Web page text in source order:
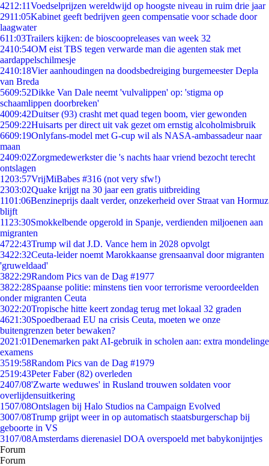
4212:11Voedselprijzen wereldwijd op hoogste niveau in ruim drie jaar
2911:05Kabinet geeft bedrijven geen compensatie voor schade door
laagwater
611:03Trailers kijken: de bioscoopreleases van week 32
2410:54OM eist TBS tegen verwarde man die agenten stak met
aardappelschilmesje
2410:18Vier aanhoudingen na doodsbedreiging burgemeester Depla
van Breda
5609:52Dikke Van Dale neemt 'vulvalippen' op: 'stigma op
schaamlippen doorbreken'
4009:42Duitser (93) crasht met quad tegen boom, vier gewonden
2509:22Huisarts per direct uit vak gezet om ernstig alcoholmisbruik
6609:19Onlyfans-model met G-cup wil als NASA-ambassadeur naar
maan
2409:02Zorgmedewerkster die 's nachts haar vriend bezocht terecht
ontslagen
1203:57VrijMiBabes #316 (not very sfw!)
2303:02Quake krijgt na 30 jaar een gratis uitbreiding
1101:06Benzineprijs daalt verder, onzekerheid over Straat van Hormuz
blijft
11 23:30Smokkelbende opgerold in Spanje, verdienden miljoenen aan
migranten
4722:43Trump wil dat J.D. Vance hem in 2028 opvolgt
3422:32Ceuta-leider noemt Marokkaanse grensaanval door migranten
'gruweldaad'
3822:29Random Pics van de Dag #1977
3822:28Spaanse politie: minstens tien voor terrorisme veroordeelden
onder migranten Ceuta
3022:20Tropische hitte keert zondag terug met lokaal 32 graden
4621:30Spoedberaad EU na crisis Ceuta, moeten we onze
buitengrenzen beter bewaken?
2021:01Denemarken pakt AI-gebruik in scholen aan: extra mondelinge
examens
3519:58Random Pics van de Dag #1979
2519:43Peter Faber (82) overleden
2407/08'Zwarte weduwes' in Rusland trouwen soldaten voor
overlijdensuitkering
1507/08Ontslagen bij Halo Studios na Campaign Evolved
3007/08Trump grijpt weer in op automatisch staatsburgerschap bij
geboorte in VS
3107/08Amsterdams dierenasiel DOA overspoeld met babykonijntjes
Forum
Forum